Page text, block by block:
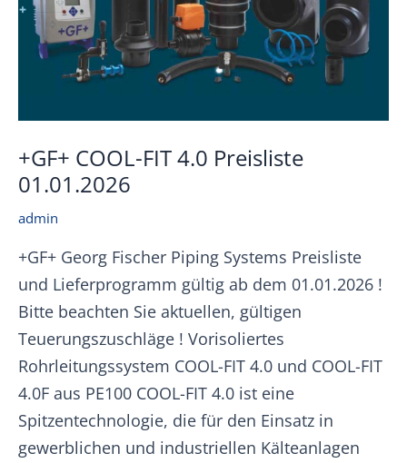
+GF+ COOL-FIT 4.0 Preisliste
01.01.2026
admin
+GF+ Georg Fischer Piping Systems Preisliste
und Lieferprogramm gültig ab dem 01.01.2026 !
Bitte beachten Sie aktuellen, gültigen
Teuerungszuschläge ! Vorisoliertes
Rohrleitungssystem COOL-FIT 4.0 und COOL-FIT
4.0F aus PE100 COOL-FIT 4.0 ist eine
Spitzentechnologie, die für den Einsatz in
gewerblichen und industriellen Kälteanlagen